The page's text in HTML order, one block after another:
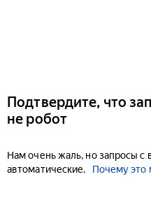
Подтвердите, что
не робот
Нам очень жаль, но запросы с
автоматические.
Почему это